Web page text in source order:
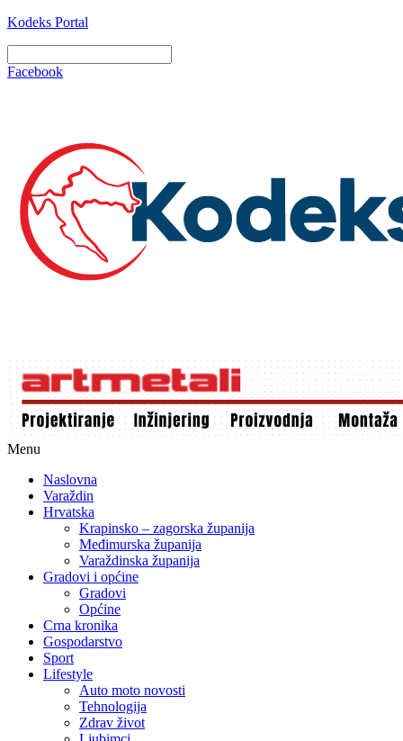
Kodeks Portal
Facebook
Menu
Naslovna
Varaždin
Hrvatska
Krapinsko – zagorska županija
Međimurska županija
Varaždinska županija
Gradovi i općine
Gradovi
Općine
Crna kronika
Gospodarstvo
Sport
Lifestyle
Auto moto novosti
Tehnologija
Zdrav život